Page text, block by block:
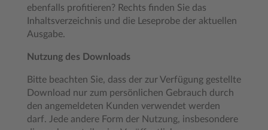
ebenfalls profitieren? Rechts finden Sie das
Inhaltsverzeichnis und die Leseprobe der aktuellen
Ausgabe.
Nutzung des Downloads
Bitte beachten Sie, dass der zur Verfügung gestellte
Download nur zum persönlichen Gebrauch durch
den angemeldeten Kunden verwendet werden
darf. Jede andere Form der Nutzung, insbesondere